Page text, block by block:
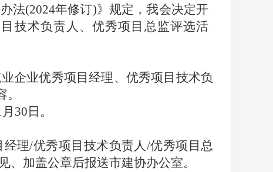
法(2024年修订)》规定，我会决定开
目技术负责人、优秀项目总监评选活
企业优秀项目经理、优秀项目技术负
月30日 。
经理/优秀项目技术负责人/优秀项目总
见、 加盖公章后报送市建协办公室。